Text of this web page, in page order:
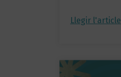
Llegir l'article